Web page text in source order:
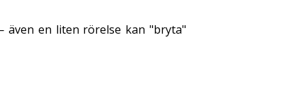
en liten rörelse kan "bryta"